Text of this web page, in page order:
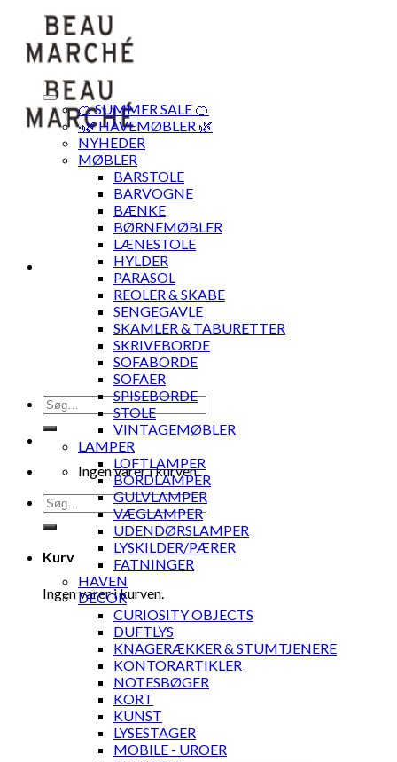
content
Søg
efter:
Ingen varer i kurven.
Søg
efter:
Kurv
Ingen varer i kurven.
🍊 SUMMER SALE 🍊
·🌿 HAVEMØBLER 🌿
NYHEDER
MØBLER
BARSTOLE
BARVOGNE
BÆNKE
BØRNEMØBLER
LÆNESTOLE
HYLDER
PARASOL
REOLER & SKABE
SENGEGAVLE
SKAMLER & TABURETTER
SKRIVEBORDE
SOFABORDE
SOFAER
SPISEBORDE
STOLE
VINTAGEMØBLER
LAMPER
LOFTLAMPER
BORDLAMPER
GULVLAMPER
VÆGLAMPER
UDENDØRSLAMPER
LYSKILDER/PÆRER
FATNINGER
HAVEN
DECOR
CURIOSITY OBJECTS
DUFTLYS
KNAGERÆKKER & STUMTJENERE
KONTORARTIKLER
NOTESBØGER
KORT
KUNST
LYSESTAGER
MOBILE - UROER